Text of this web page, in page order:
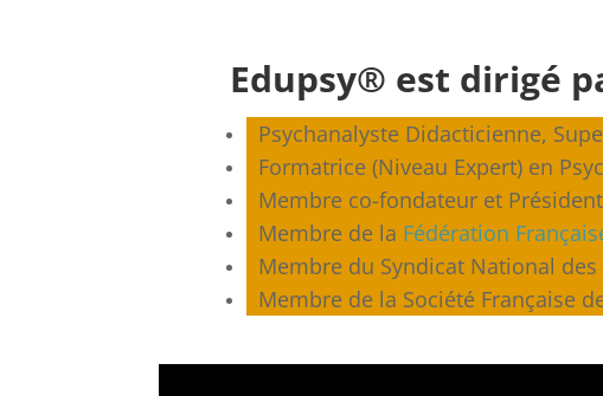
Edupsy® est dirigé
Psychanalyste Didacticienne,
Formatrice (Niveau Expert) en
Membre co-fondateur et
Membre de la Fédération
Membre du Syndicat National des
Membre de la Société Française